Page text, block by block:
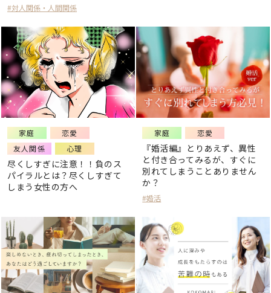
#対人関係・人間関係
家庭
恋愛
友人関係
心理
尽くしすぎに注意！！負のス
パイラルとは？尽くしすぎて
しまう女性の方へ
家庭 恋愛
『婚活編』とりあえず、異性
と付き合ってみるが、すぐに
別れてしまうことありません
か？
#婚活